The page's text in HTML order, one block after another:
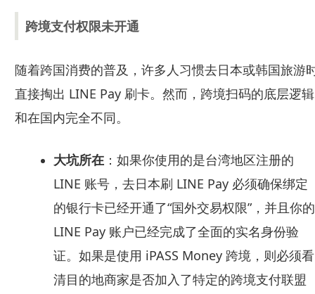
跨境支付权限未开通
随着跨国消费的普及，许多人习惯去日本或韩国旅游
直接掏出 LINE Pay 刷卡。然而，跨境扫码的底层逻辑
和在国内完全不同。
大坑所在：如果你使用的是台湾地区注册的
LINE 账号，去日本刷 LINE Pay 必须确保绑定
的银行卡已经开通了“国外交易权限”，并且你的
LINE Pay 账户已经完成了全面的实名身份验
证。如果是使用 iPASS Money 跨境，则必须看
清目的地商家是否加入了特定的跨境支付联盟